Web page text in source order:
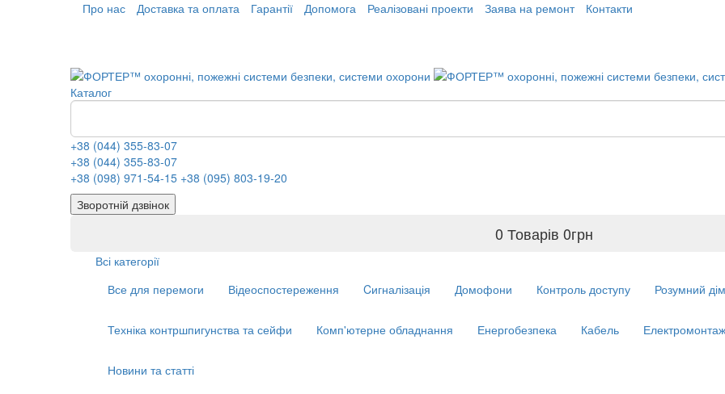
Про нас Доставка та оплата Гарантії Допомога Реалізовані проекти Заява на ремонт Контакти
Каталог
+38 (044) 355-83-07
+38 (044) 355-83-07
+38 (098) 971-54-15 +38 (095) 803-19-20
Зворотній дзвінок
0 Товарів 0грн
Всі категорії
Все для перемоги
Відеоспостереження Cигналізація Домофони Контроль доступу Розумний дім
Техніка контршпигунства та сейфи Комп'ютерне обладнання Енергобезпека Кабель
Новини та статті